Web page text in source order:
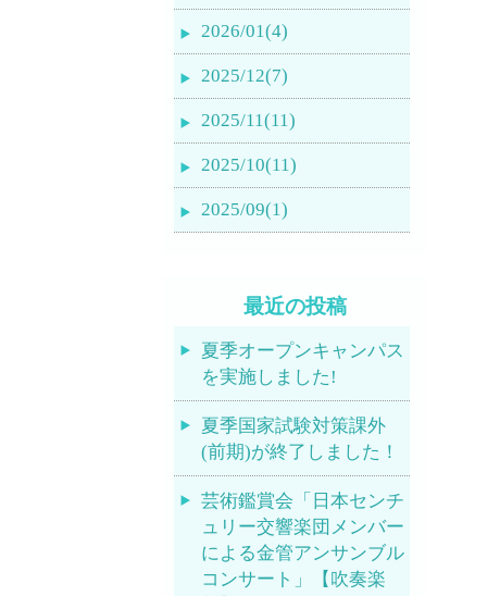
2026/01(4)
2025/12(7)
2025/11(11)
2025/10(11)
2025/09(1)
最近の投稿
夏季オープンキャンパス
を実施しました!
夏季国家試験対策課外
(前期)が終了しました！
芸術鑑賞会「日本センチ
ュリー交響楽団メンバー
による金管アンサンブル
コンサート」【吹奏楽